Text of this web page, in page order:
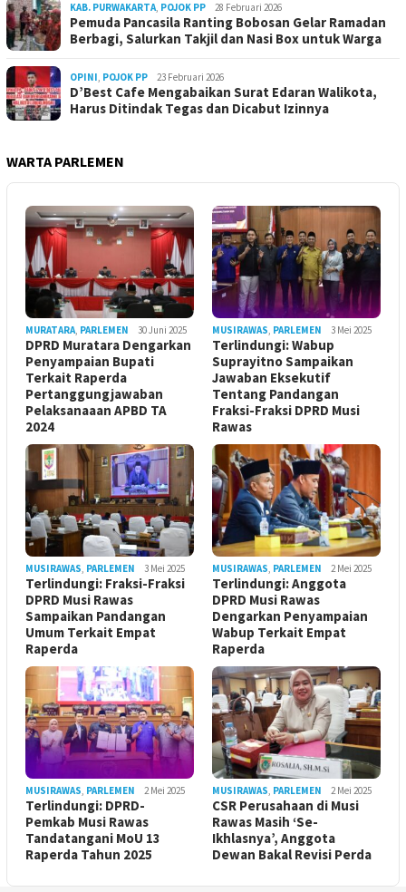
KAB. PURWAKARTA, POJOK PP 28 Februari 2026
Pemuda Pancasila Ranting Bobosan Gelar Ramadan
Berbagi, Salurkan Takjil dan Nasi Box untuk Warga
OPINI, POJOK PP 23 Februari 2026
D’Best Cafe Mengabaikan Surat Edaran Walikota,
Harus Ditindak Tegas dan Dicabut Izinnya
WARTA PARLEMEN
MURATARA, PARLEMEN 30 Juni 2025
DPRD Muratara Dengarkan
Penyampaian Bupati
Terkait Raperda
Pertanggungjawaban
Pelaksanaaan APBD TA
2024
MUSIRAWAS, PARLEMEN 3 Mei 2025
Terlindungi: Wabup
Suprayitno Sampaikan
Jawaban Eksekutif
Tentang Pandangan
Fraksi-Fraksi DPRD Musi
Rawas
MUSIRAWAS, PARLEMEN 3 Mei 2025
Terlindungi: Fraksi-Fraksi
DPRD Musi Rawas
Sampaikan Pandangan
Umum Terkait Empat
Raperda
MUSIRAWAS, PARLEMEN 2 Mei 2025
Terlindungi: Anggota
DPRD Musi Rawas
Dengarkan Penyampaian
Wabup Terkait Empat
Raperda
MUSIRAWAS, PARLEMEN 2 Mei 2025
Terlindungi: DPRD-
Pemkab Musi Rawas
Tandatangani MoU 13
Raperda Tahun 2025
MUSIRAWAS, PARLEMEN 2 Mei 2025
CSR Perusahaan di Musi
Rawas Masih ‘Se-
Ikhlasnya’, Anggota
Dewan Bakal Revisi Perda ‎